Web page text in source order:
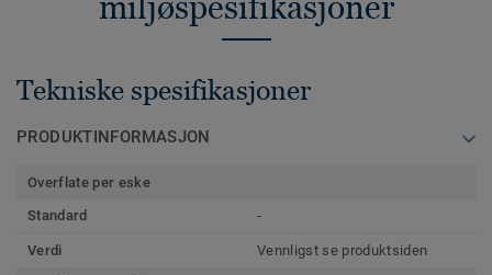
Tekniske spesifikasjoner
PRODUKTINFORMASJON
Overflate per eske
Standard
-
Verdi Vennligst se produktsiden